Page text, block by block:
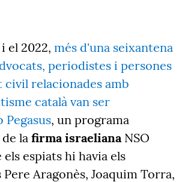
el 2022, més d'una seixantena
periodistes i persones
civil relacionades amb
català van ser
Pegasus, un programa
la firma israeliana NSO
espiats hi havia els
Aragonès, Joaquim Torra,